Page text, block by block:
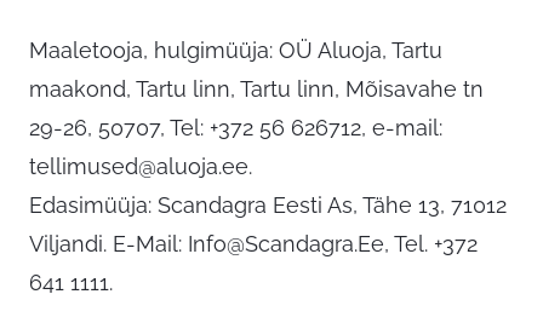
Maaletooja, hulgimüüja: OÜ Aluoja, Tartu
maakond, Tartu linn, Tartu linn, Mõisavahe tn
29-26, 50707, Tel: +372 56 626712, e-mail:
tellimused@aluoja.ee.
Edasimüüja: Scandagra Eesti As, Tähe 13, 71012
Viljandi. E-Mail: Info@Scandagra.Ee, Tel. +372
641 1111.